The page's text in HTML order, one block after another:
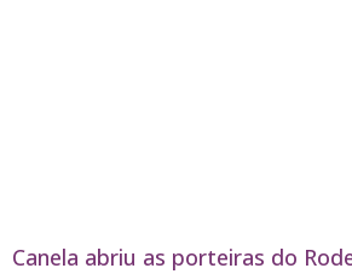
Canela abriu as porteiras do